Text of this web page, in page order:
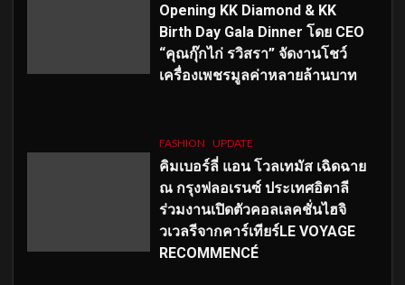
Opening KK Diamond & KK
Birth Day Gala Dinner โดย CEO
“คุณกุ๊กไก่ รวิสรา” จัดงานโชว์
เครื่องเพชรมูลค่าหลายล้านบาท
FASHION UPDATE
คิมเบอร์ลี่ แอน โวลเทมัส เฉิดฉาย
ณ กรุงฟลอเรนซ์ ประเทศอิตาลี
ร่วมงานเปิดตัวคอลเลคชั่นไฮจิ
วเวลรีจากคาร์เทียร์LE VOYAGE
RECOMMENCÉ